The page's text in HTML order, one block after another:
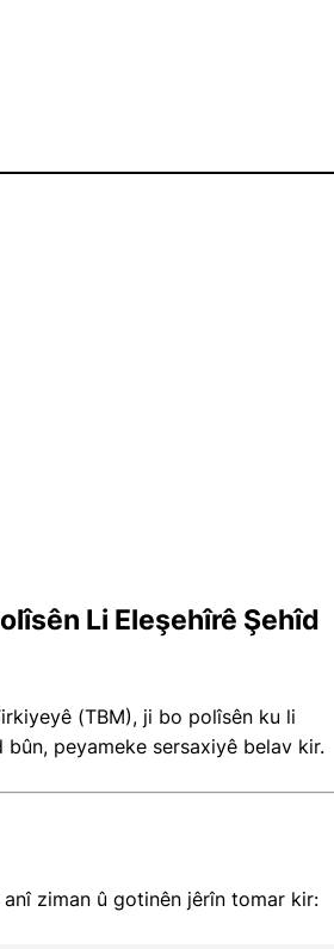
Li Eleşehîrê Şehîd
(TBM), ji bo polîsên ku li
peyameke sersaxiyê belav kir.
ziman û gotinên jêrîn tomar kir: